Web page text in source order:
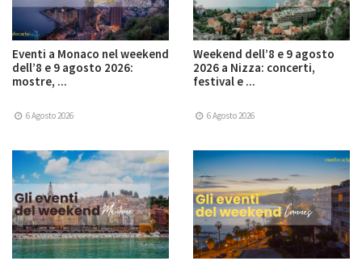
Eventi a Monaco nel weekend
dell’8 e 9 agosto 2026:
mostre, ...
6 Agosto 2026
Weekend dell’8 e 9 agosto
2026 a Nizza: concerti,
festival e ...
6 Agosto 2026